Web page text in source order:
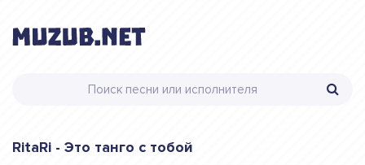
RitaRi - Это танго с тобой